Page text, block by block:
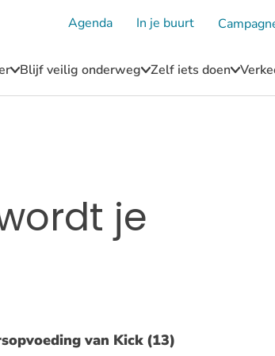
Submenu
Leer
Blijf veilig onderweg Submenu
Blijf
Zelf iets doen
Zelf
Agenda In je buurt
je
van Kick (13)